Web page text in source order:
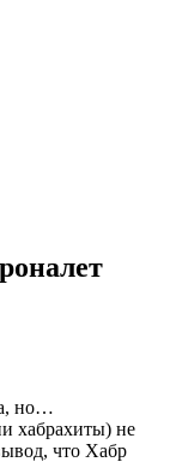
но…
хабрахиты) не
что Хабр